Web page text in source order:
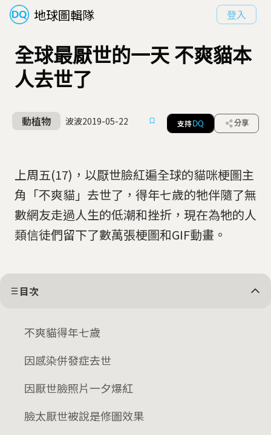
地球圖輯隊 登入
全球最厭世的一天 不爽貓本
人去世了
動植物 波波2019-05-22 支持 DQ 分享
上周五(17)，以厭世臉紅遍全球的貓咪梗圖主
角「不爽貓」去世了，得年七歲的牠伴隨了無
數網友走過人生的低潮和挫折，現在為牠的人
類信徒們留下了數萬張梗圖和GIF動畫。
目次
不爽貓得年七歲
因感染併發症去世
因厭世臉照片一夕爆紅
臉太厭世被說是修圖效果